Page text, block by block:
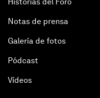
Notas de prensa
Galería de fotos
Pódcast
Vídeos